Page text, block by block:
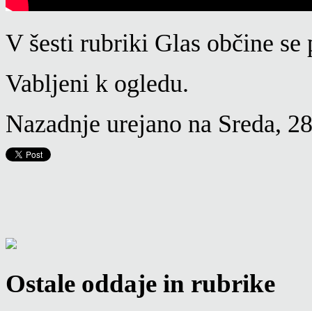
V šesti rubriki Glas občine
Vabljeni k ogledu.
Nazadnje urejano na Sreda,
Ostale oddaje in rubrike